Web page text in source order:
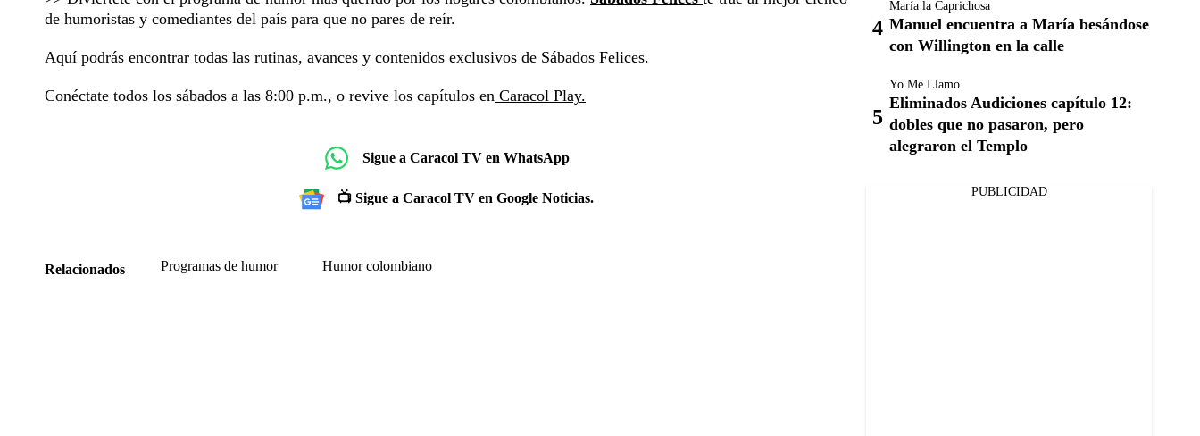
de humoristas y comediantes del país para que no pares de reír.
Aquí podrás encontrar todas las rutinas, avances y contenidos exclusivos de Sábados Felices.
Conéctate todos los sábados a las 8:00 p.m., o revive los capítulos en Caracol Play.
Sigue a Caracol TV en WhatsApp
📺 Sigue a Caracol TV en Google Noticias.
Relacionados Programas de humor Humor colombiano
María la Caprichosa
Manuel encuentra a María besándose
con Willington en la calle
Yo Me Llamo
Eliminados Audiciones capítulo 12:
dobles que no pasaron, pero
alegraron el Templo
PUBLICIDAD